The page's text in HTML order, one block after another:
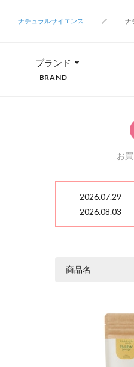
ナチュラルサイエンス
ナ
ブランド
BRAND
お
2026.07.29
2026.08.03
商品名